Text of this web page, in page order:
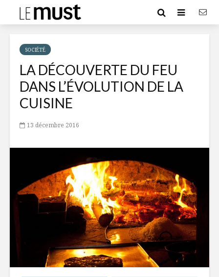
SOCIÉTÉ
LA DÉCOUVERTE DU FEU
DANS L’ÉVOLUTION DE LA
CUISINE
13 décembre 2016
L’évolution
alimentaire :
du traditionnel à